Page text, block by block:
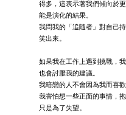
得多，這表示著我們傾向於
能是演化的結果。
我問我的「追隨者」對自己
笑出來。
如果我在工作上遇到挑戰，
也會討厭我的建議。
我暗戀的人不會因為我而喜歡
我害怕想一些正面的事情，
只是為了失望。